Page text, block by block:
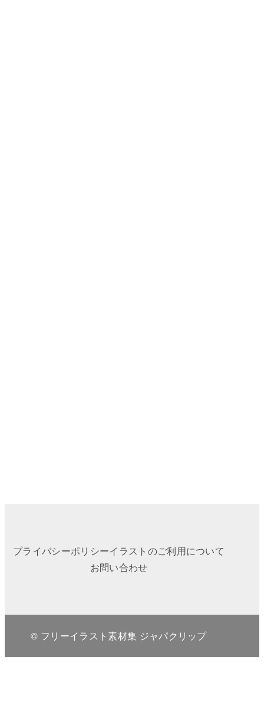
プライバシーポリシーイラストのご利用について
お問い合わせ
© フリーイラスト素材集 ジャパクリップ